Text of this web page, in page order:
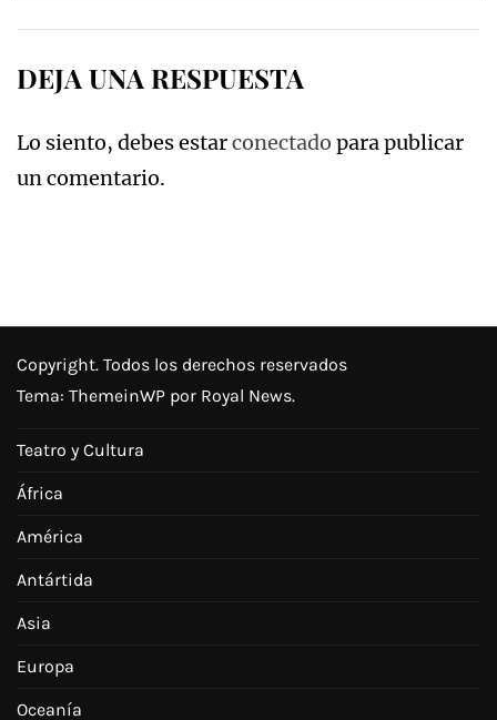
DEJA UNA RESPUESTA
Lo siento, debes estarconectado para publicar
un comentario.
Copyright. Todos los derechos reservados
Tema: ThemeinWP por Royal News.
Teatro y Cultura
África
América
Antártida
Asia
Europa
Oceanía